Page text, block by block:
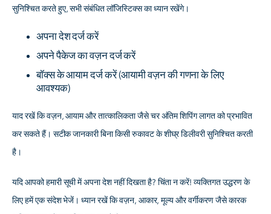
सुनिश्चित करते हुए, सभी संबंधित लॉजिस्टिक्स का ध्यान रखेंगे।
अपना देश दर्ज करें
अपने पैकेज का वज़न दर्ज करें
बॉक्स के आयाम दर्ज करें(आयामी वज़न की गणना के लिए
आवश्यक)
याद रखें कि वज़न, आयाम और तात्कालिकता जैसे चर अंतिम शिपिंग लागत को प्रभावित
कर सकते हैं। सटीक जानकारी बिना किसी रुकावट के शीघ्र डिलीवरी सुनिश्चित करती
है।
यदि आपको हमारी सूची में अपना देश नहीं दिखता है? चिंता न करें! व्यक्तिगत उद्धरण के
लिए हमें एक संदेश भेजें। ध्यान रखें कि वज़न, आकार, मूल्य और वर्गीकरण जैसे कारक